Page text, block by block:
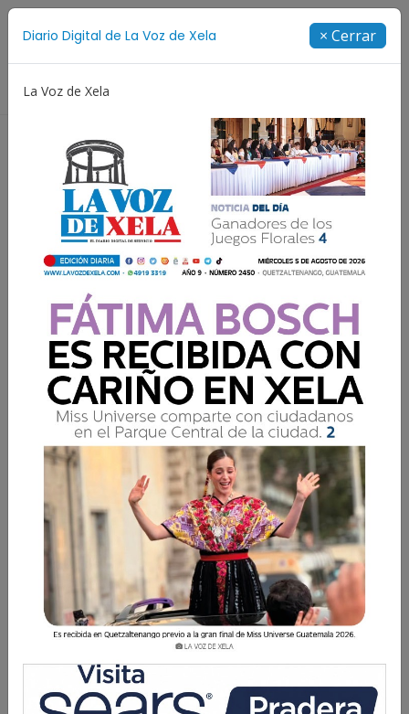
Diario Digital de La Voz de Xela × Cerrar
La Voz de Xela
Festival de Bandas 2026 Proceso Judicial
LOS INFLUYENTES
Ahora los árbitros de futbol tienen
inmunidad
Arnoldo Soch Tzul 2 Marzo 2018 20:03